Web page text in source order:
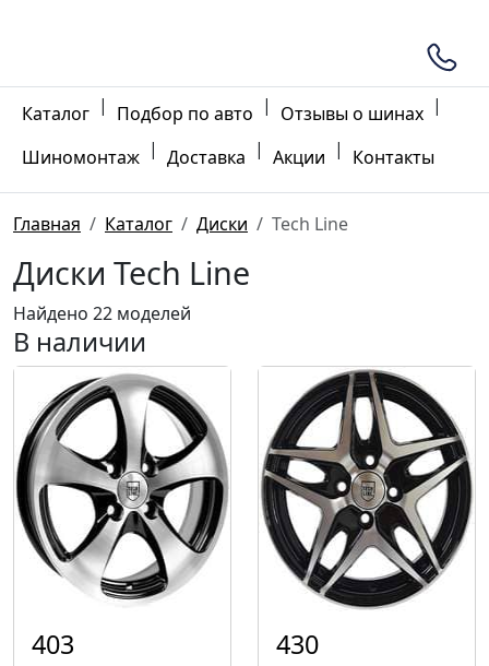
Каталог | Подбор по авто | Отзывы о шинах |
Шиномонтаж | Доставка | Акции | Контакты
Главная Каталог Диски Tech Line
Диски Tech Line
Найдено 22 моделей
В наличии
403 430